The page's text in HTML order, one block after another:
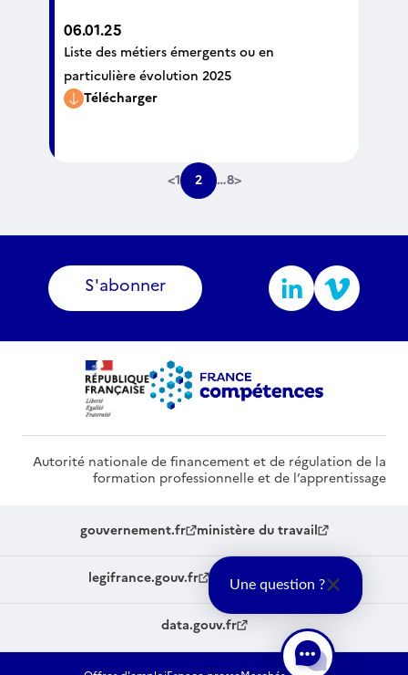
06.01.25
Liste des métiers émergents ou en
particulière évolution 2025
Télécharger
<1 2 …8>
S'abonner
Autorité nationale de financement et de régulation de la
formation professionnelle et de l’apprentissage
gouvernement.fr ministère du travail
legifrance.gouv.fr service-public.fr
data.gouv.fr
Une question ?